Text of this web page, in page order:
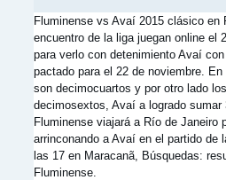
Fluminense vs Avaí 2015 clásico en
encuentro de la liga juegan online el
para verlo con detenimiento Avaí
pactado para el 22 de noviembre.
son decimocuartos y por otro lado
decimosextos, Avaí a logrado
Fluminense viajará a Río de Janeiro
arrinconando a Avaí en el partido de
las 17 en Maracanã, Búsquedas:
Fluminense.